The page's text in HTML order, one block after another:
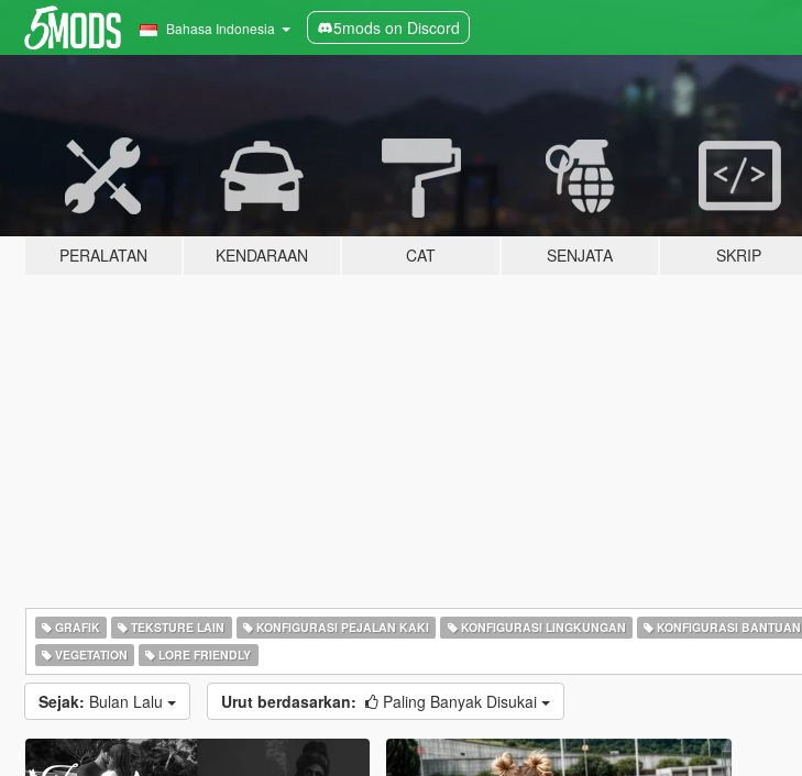
Bahasa Indonesia 5mods on Discord
PERALATAN KENDARAAN CAT SENJATA SKRIP
GRAFIK TEKSTURE LAIN KONFIGURASI PEJALAN KAKI KONFIGURASI LINGKUNGAN KONFIGURASI BANTUAN
VEGETATION
LORE FRIENDLY
Sejak: Bulan Lalu Urut berdasarkan: Paling Banyak Disukai